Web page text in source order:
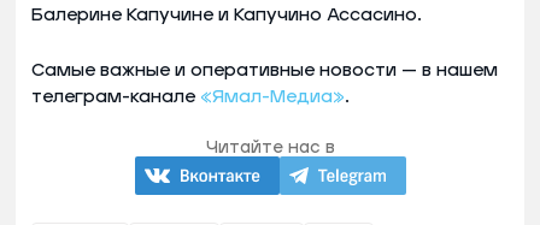
Балерине Капучине и Капучино Ассасино.
Самые важные и оперативные новости — в нашем
телеграм-канале «Ямал-Медиа».
Читайте нас в